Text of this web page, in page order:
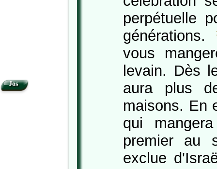
perpétuelle
générations.
vous
levain. Dès
aura plus
maisons. En
qui
premier au
exclue
Jos